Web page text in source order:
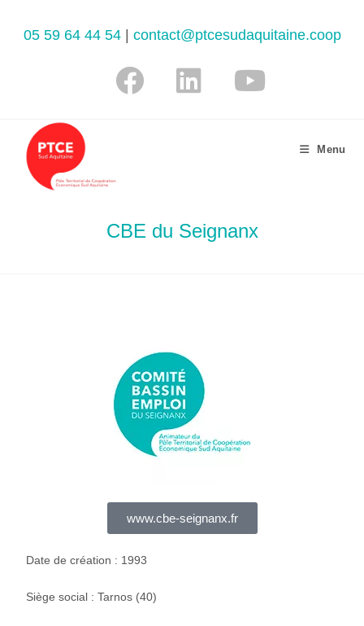
05 59 64 44 54| contact@ptcesudaquitaine.coop
Menu
CBE du Seignanx
www.cbe-seignanx.fr
Date de création : 1993
Siège social : Tarnos (40)